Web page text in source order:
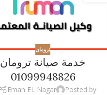
ترومان
خدمة صيانة ترومان
01099948826
Posted by
Eman EL Nagar